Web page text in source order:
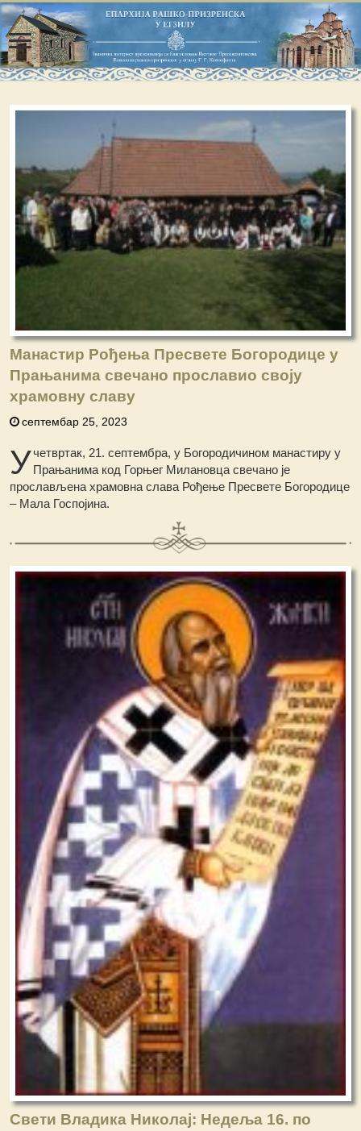
Манастир Рођења Пресвете Богородице у
Прањанима свечано прославио своју
храмовну славу
септембар 25, 2023
Учетвртак, 21. септембра, у Богородичином манастиру у
Прањанима код Горњег Милановца свечано је
прослављена храмовна слава Рођење Пресвете Богородице
– Мала Госпојина.
Свети Владика Николај: Недеља 16. по